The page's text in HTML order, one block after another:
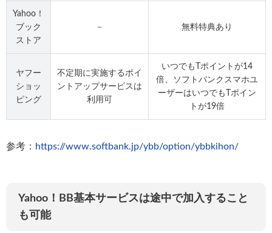
Yahoo！
ブック
ストア
－ 無料特典あり
ヤフー
ショッ
ピング
不定期に実施するポイ
ントアップサービスは
利用可
いつでもTポイントが14
倍、ソフトバンクスマホユ
ーザーはいつでもTポイン
トが19倍
参考： https://www.softbank.jp/ybb/option/ybbkihon/
Yahoo！BB基本サービスは途中で加入すること
も可能